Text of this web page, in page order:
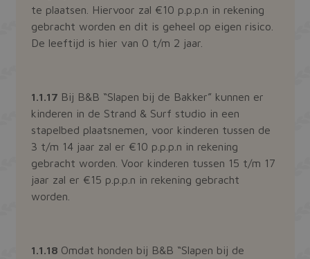
te plaatsen. Hiervoor zal €10 p.p.p.n in rekening
gebracht worden en dit is geheel op eigen risico.
De leeftijd is hier van 0 t/m 2 jaar.
1.1.17 Bij B&B “Slapen bij de Bakker” kunnen er
kinderen in de Strand & Surf studio in een
stapelbed plaatsnemen, voor kinderen tussen de
3 t/m 14 jaar zal er €10 p.p.p.n in rekening
gebracht worden. Voor kinderen tussen 15 t/m 17
jaar zal er €15 p.p.p.n in rekening gebracht
worden.
1.1.18 Omdat honden bij B&B “Slapen bij de